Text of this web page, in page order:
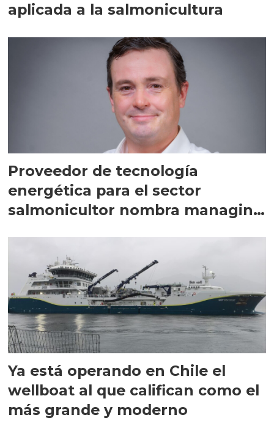
aplicada a la salmonicultura
Proveedor de tecnología
energética para el sector
salmonicultor nombra managing
Ya está operando en Chile el
wellboat al que califican como el
más grande y moderno